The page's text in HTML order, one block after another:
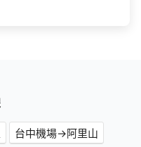
台中機場→阿里山